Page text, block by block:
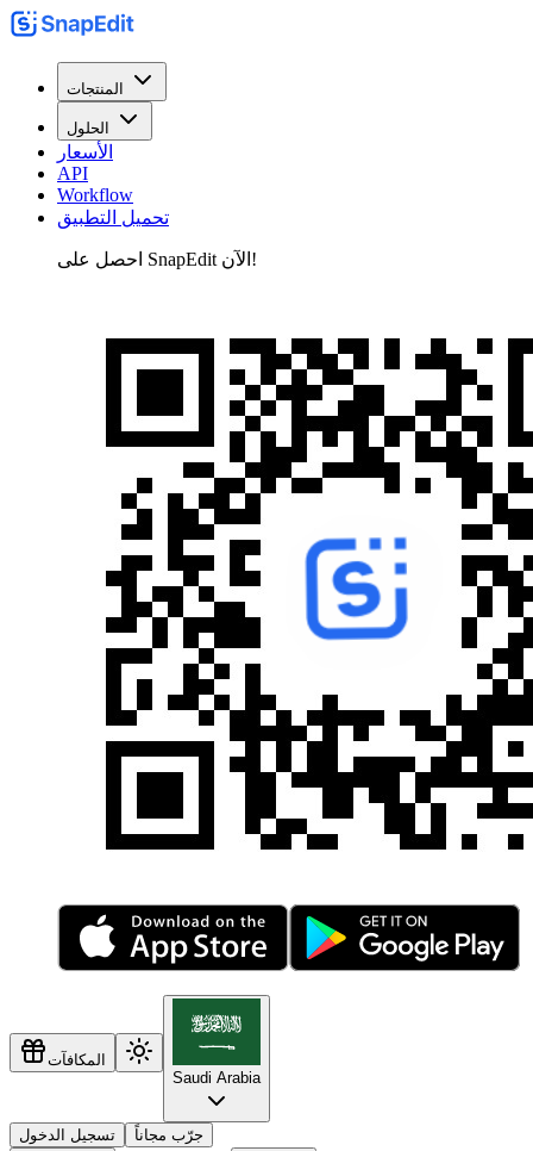
المنتجات
الحلول
الأسعار
API
Workflow
تحميل التطبيق
احصل على SnapEdit الآن!
المكافآت
Saudi Arabia
تسجيل الدخول جرّب مجاناً